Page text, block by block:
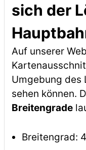
sich der
Auf unserer
Umgebung des
sehen können.
Breitengrade
Breitengrad: